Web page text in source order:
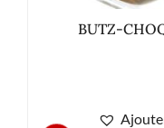
BUTZ-